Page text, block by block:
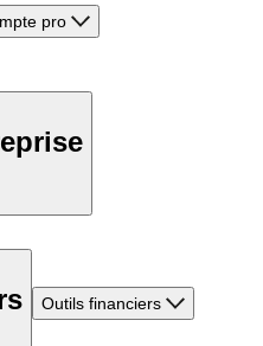
pro
Outils financiers